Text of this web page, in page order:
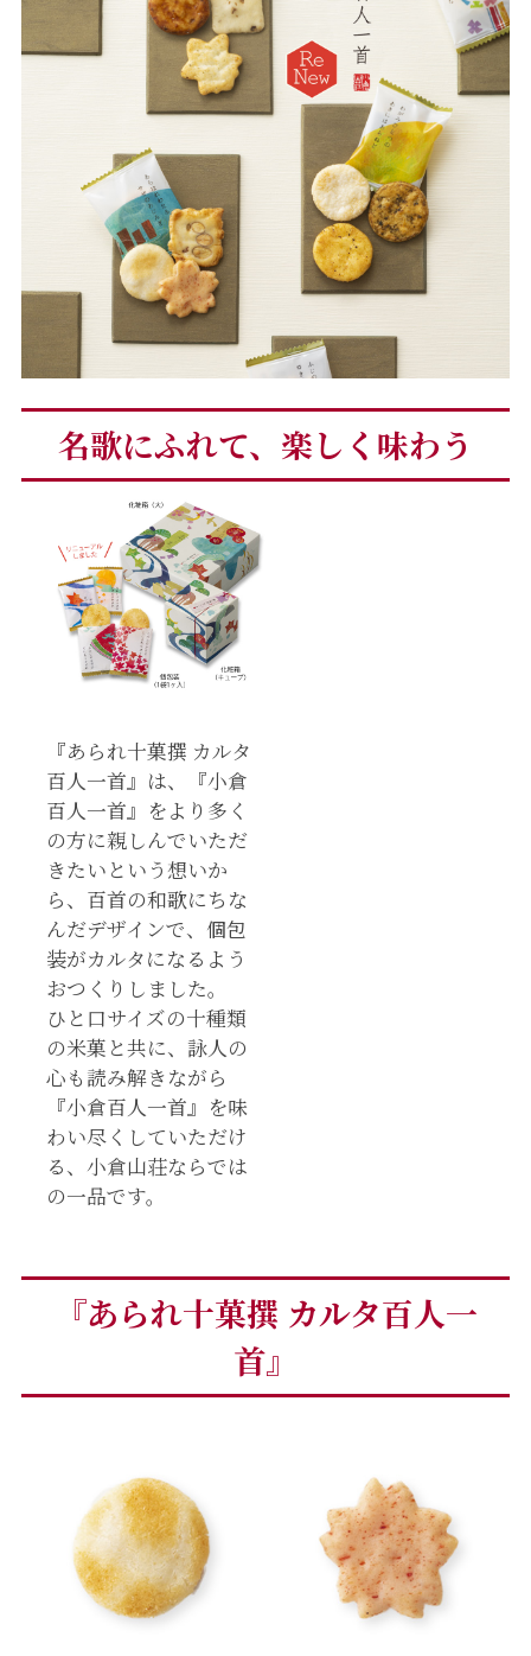
名歌にふれて、楽しく味わう
『あられ十菓撰 カルタ
百人一首』は、『小倉
百人一首』をより多く
の方に親しんでいただ
きたいという想いか
ら、百首の和歌にちな
んだデザインで、個包
装がカルタになるよう
おつくりしました。
ひと口サイズの十種類
の米菓と共に、詠人の
心も読み解きながら
『小倉百人一首』を味
わい尽くしていただけ
る、小倉山荘ならでは
の一品です。
『あられ十菓撰 カルタ百人一
首』